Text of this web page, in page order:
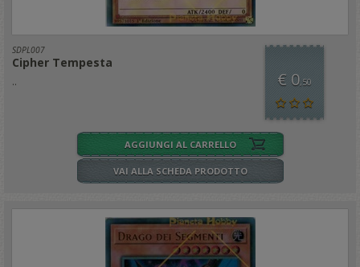
SDPL007
Cipher Tempesta
.. € 0,50
AGGIUNGI AL CARRELLO
VAI ALLA SCHEDA PRODOTTO